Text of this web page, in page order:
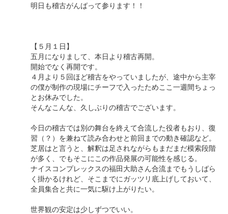
明日も稽古がんばって参ります！！
【５月１日】
五月になりまして、本日より稽古再開。
開始でなく再開です。
４月より５回ほど稽古をやっていましたが、途中から主宰
の僕が制作の現場にチーフで入ったためここ一週間ちょっ
とお休みでした。
そんなこんな、久しぶりの稽古でございます。
今日の稽古では別の舞台を終えて合流した役者もおり、復
習（？）を兼ねて読み合わせと前回までの動き確認など。
芝居はと言うと、解釈は足されながらもまだまだ模索段階
が多く、でもそこにこの作品発展の可能性を感じる。
ナイスコンプレックスの福田大助さん合流までもうしばら
く掛かるけれど、そこまでにガッツリ底上げしておいて、
全員集合と共に一気に駆け上がりたい。
世界観の安定は少しずつでいい。